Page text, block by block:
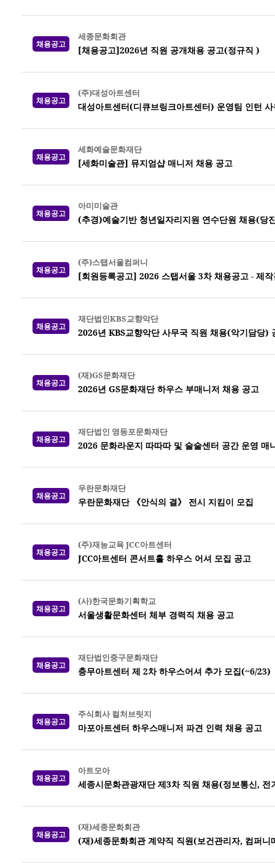
채용공고
세종문화회관
[채용공고]2026년 직원 공개채용 공고(정규직 )
채용공고
(주)대성아트센터
대성아트센터(디큐브링크아트센터) 운영팀 인턴
채용공고
세화예술문화재단
[세화미술관] 뮤지엄샵 매니저 채용 공고
채용공고
아미미술관
(추경)예술기반 청년일자리지원 연수단원 채용(당
채용공고
(주)스탭서울컴퍼니
[회원등록공고] 2026 스탭서울 3차 채용공고 - 제
채용공고
재단법인KBS교향악단
2026년 KBS교향악단 사무국 직원 채용(악기담당)
채용공고
(재)GS문화재단
2026년 GS문화재단 하우스 부매니저 채용 공고
채용공고
재단법인 영등포문화재단
2026 문화라운지 따따따 및 술술센터 공간 운영 매
채용공고
우란문화재단
우란문화재단 《안식의 결》 전시 지킴이 모집
채용공고
(주)재능교육 JCC아트센터
JCC아트센터 콘서트홀 하우스 어셔 모집 공고
채용공고
(사)한국문화기획학교
서울생활문화센터 체부 경력직 채용 공고
채용공고
재단법인중구문화재단
충무아트센터 제 2차 하우스어셔 추가 모집(~6/23)
채용공고
주식회사 컬처브릿지
마포아트센터 하우스매니저 파견 인력 채용 공고
채용공고
아트모아
세종시문화관광재단 제3차 직원 채용(정보통신,
채용공고
(재)세종문화회관
(재)세종문화회관 계약직 직원(보건관리자, 컴퍼